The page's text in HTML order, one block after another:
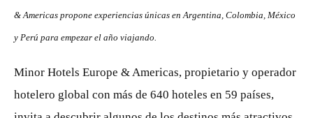
& Americas propone experiencias únicas en Argentina, Colombia, México
y Perú para empezar el año viajando.
Minor Hotels Europe & Americas, propietario y operador
hotelero global con más de 640 hoteles en 59 países,